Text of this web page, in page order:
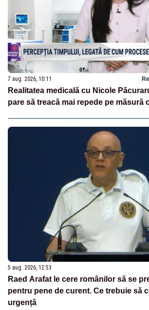
7 aug. 2026, 10:11
Realitatea medicală cu Nicole
pare să treacă mai repede pe măsură
5 aug. 2026, 12:53
Raed Arafat le cere românilor să se
pentru pene de curent. Ce trebuie să
urgență